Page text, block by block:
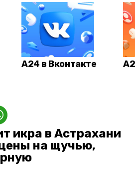
А24 в Вконтакте
икра в Астрахани
на щучью,